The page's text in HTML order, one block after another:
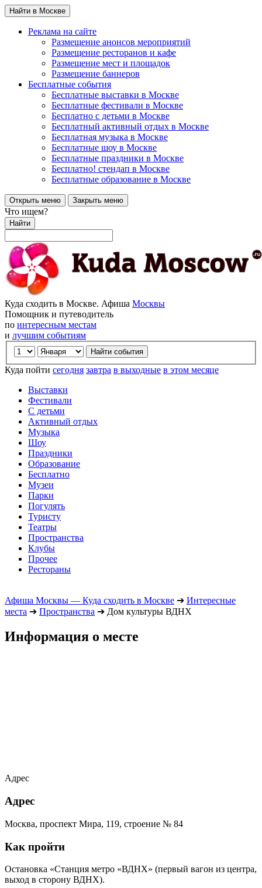
Найти в Москве
Реклама на сайте
Размещение анонсов мероприятий
Размещение ресторанов и кафе
Размещение мест и площадок
Размещение баннеров
Бесплатные события
Бесплатные выставки в Москве
Бесплатные фестивали в Москве
Бесплатно с детьми в Москве
Бесплатный активный отдых в Москве
Бесплатная музыка в Москве
Бесплатные шоу в Москве
Бесплатные праздники в Москве
Бесплатно! стендап в Москве
Бесплатные образование в Москве
Открыть меню Закрыть меню
Что ищем?
Найти
Куда сходить в Москве. Афиша Москвы
Помощник и путеводитель
по интересным местам
и лучшим событиям
Куда пойти сегодня завтра в выходные в этом месяце
Выставки
Фестивали
С детьми
Активный отдых
Музыка
Шоу
Праздники
Образование
Бесплатно
Музеи
Парки
Погулять
Туристу
Театры
Пространства
Клубы
Прочее
Рестораны
Афиша Москвы — Куда сходить в Москве ➔ Интересные
места ➔ Пространства ➔ Дом культуры ВДНХ
Информация о месте
Адрес
Адрес
Москва, проспект Мира, 119, строение № 84
Как пройти
Остановка «Станция метро «ВДНХ» (первый вагон из центра,
выход в сторону ВДНХ).